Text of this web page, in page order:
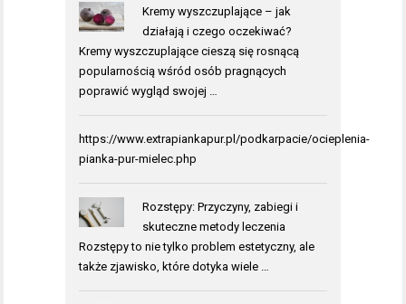
Kremy wyszczuplające – jak
działają i czego oczekiwać?
Kremy wyszczuplające cieszą się rosnącą
popularnością wśród osób pragnących
poprawić wygląd swojej …
https://www.extrapiankapur.pl/podkarpacie/ocieplenia-
pianka-pur-mielec.php
Rozstępy: Przyczyny, zabiegi i
skuteczne metody leczenia
Rozstępy to nie tylko problem estetyczny, ale
także zjawisko, które dotyka wiele …